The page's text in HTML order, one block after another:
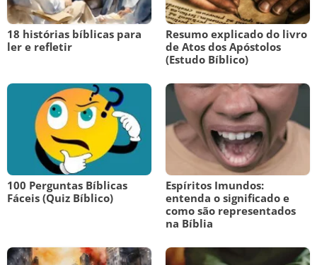
18 histórias bíblicas para
ler e refletir
Resumo explicado do livro
de Atos dos Apóstolos
(Estudo Bíblico)
100 Perguntas Bíblicas
Fáceis (Quiz Bíblico)
Espíritos Imundos:
entenda o significado e
como são representados
na Bíblia